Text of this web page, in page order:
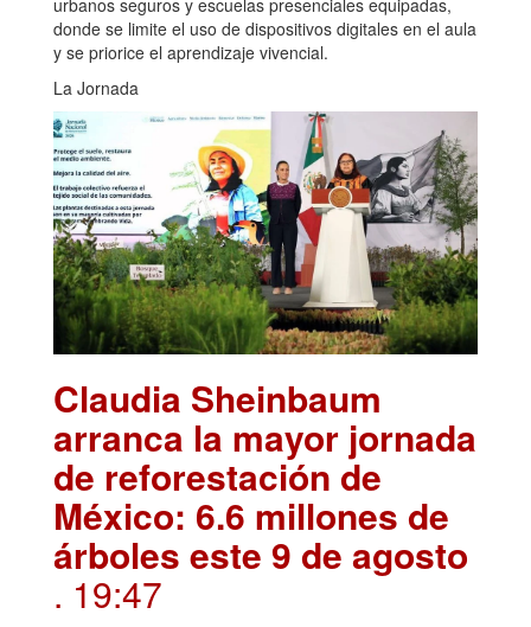
urbanos seguros y escuelas presenciales equipadas,
donde se limite el uso de dispositivos digitales en el aula
y se priorice el aprendizaje vivencial.
La Jornada
Claudia Sheinbaum
arranca la mayor jornada
de reforestación de
México: 6.6 millones de
árboles este 9 de agosto
. 19:47